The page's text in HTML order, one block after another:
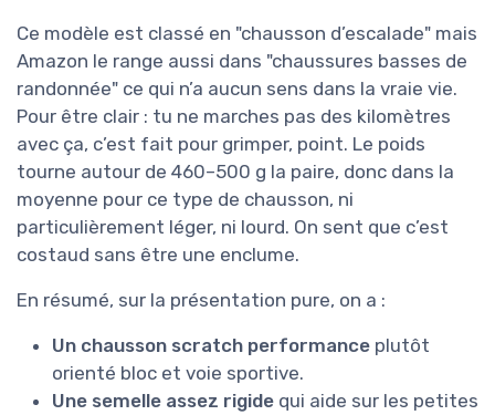
Ce modèle est classé en "chausson d’escalade" mais
Amazon le range aussi dans "chaussures basses de
randonnée" ce qui n’a aucun sens dans la vraie vie.
Pour être clair : tu ne marches pas des kilomètres
avec ça, c’est fait pour grimper, point. Le poids
tourne autour de 460–500 g la paire, donc dans la
moyenne pour ce type de chausson, ni
particulièrement léger, ni lourd. On sent que c’est
costaud sans être une enclume.
En résumé, sur la présentation pure, on a :
Un chausson scratch performance plutôt
orienté bloc et voie sportive.
Une semelle assez rigide qui aide sur les petites